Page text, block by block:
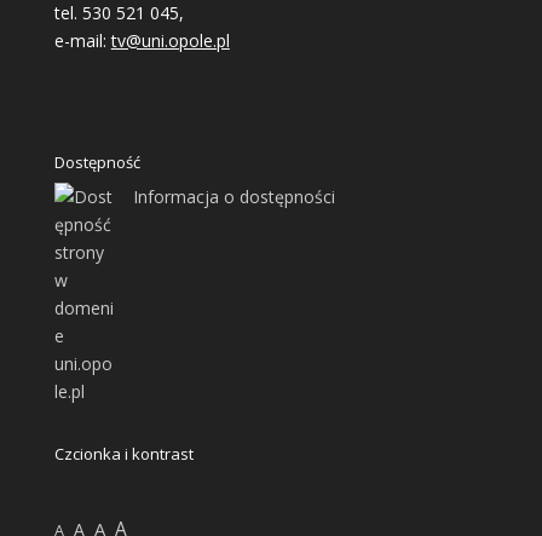
tel. 530 521 045,
e-mail:tv@uni.opole.pl
Dostępność
Informacja o dostępności
Czcionka i kontrast
A A A A